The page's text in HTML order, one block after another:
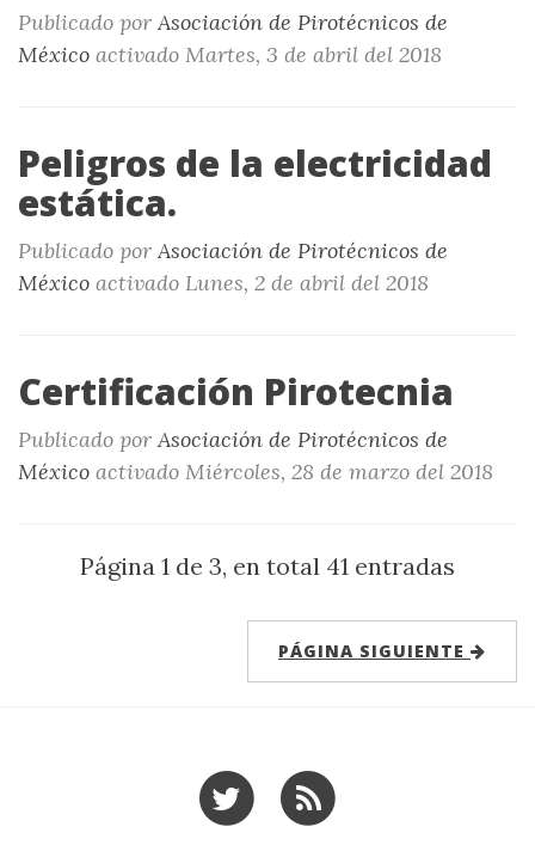
Publicado porAsociación de Pirotécnicos de
México activado Martes, 3 de abril del 2018
Peligros de la electricidad
estática.
Publicado porAsociación de Pirotécnicos de
México activado Lunes, 2 de abril del 2018
Certificación Pirotecnia
Publicado porAsociación de Pirotécnicos de
México activado Miércoles, 28 de marzo del 2018
Página 1 de 3, en total 41 entradas
PÁGINA SIGUIENTE